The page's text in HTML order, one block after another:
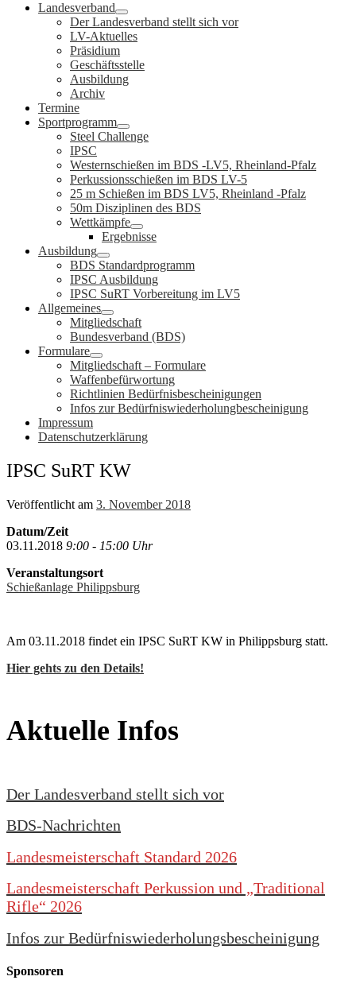
Landesverband
Der Landesverband stellt sich vor
LV-Aktuelles
Präsidium
Geschäftsstelle
Ausbildung
Archiv
Termine
Sportprogramm
Steel Challenge
IPSC
Westernschießen im BDS -LV5, Rheinland-Pfalz
Perkussionsschießen im BDS LV-5
25 m Schießen im BDS LV5, Rheinland -Pfalz
50m Disziplinen des BDS
Wettkämpfe
Ergebnisse
Ausbildung
BDS Standardprogramm
IPSC Ausbildung
IPSC SuRT Vorbereitung im LV5
Allgemeines
Mitgliedschaft
Bundesverband (BDS)
Formulare
Mitgliedschaft – Formulare
Waffenbefürwortung
Richtlinien Bedürfnisbescheinigungen
Infos zur Bedürfniswiederholungbescheinigung
Impressum
Datenschutzerklärung
IPSC SuRT KW
Veröffentlicht am 3. November 2018
Datum/Zeit
03.11.2018 9:00 - 15:00 Uhr
Veranstaltungsort
Schießanlage Philippsburg
Am 03.11.2018 findet ein IPSC SuRT KW in Philippsburg statt.
Hier gehts zu den Details!
Aktuelle Infos
Der Landesverband stellt sich vor
BDS-Nachrichten
Landesmeisterschaft Standard 2026
Landesmeisterschaft Perkussion und „Traditional
Rifle“ 2026
Infos zur Bedürfniswiederholungsbescheinigung
Sponsoren